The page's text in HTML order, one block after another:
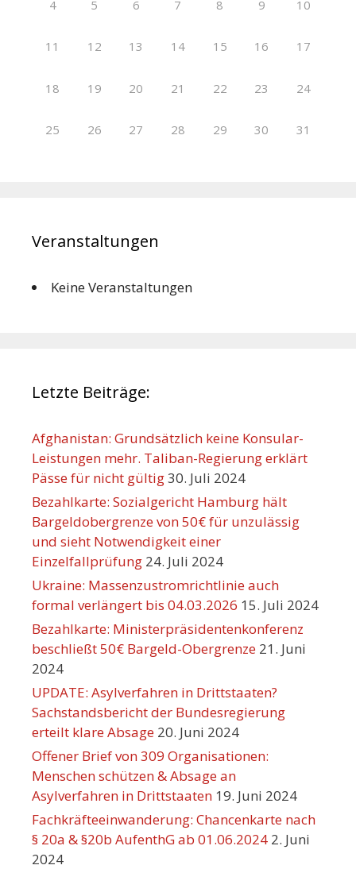
4 5 6 7 8 9 10
11 12 13 14 15 16 17
18 19 20 21 22 23 24
25 26 27 28 29 30 31
Veranstaltungen
Keine Veranstaltungen
Letzte Beiträge:
Afghanistan: Grundsätzlich keine Konsular-
Leistungen mehr. Taliban-Regierung erklärt
Pässe für nicht gültig30. Juli 2024
Bezahlkarte: Sozialgericht Hamburg hält
Bargeldobergrenze von 50€ für unzulässig
und sieht Notwendigkeit einer
Einzelfallprüfung 24. Juli 2024
Ukraine: Massenzustromrichtlinie auch
formal verlängert bis 04.03.2026 15. Juli 2024
Bezahlkarte: Ministerpräsidentenkonferenz
beschließt 50€ Bargeld-Obergrenze 21. Juni
2024
UPDATE: Asylverfahren in Drittstaaten?
Sachstandsbericht der Bundesregierung
erteilt klare Absage 20. Juni 2024
Offener Brief von 309 Organisationen:
Menschen schützen & Absage an
Asylverfahren in Drittstaaten 19. Juni 2024
Fachkräfteeinwanderung: Chancenkarte nach
§ 20a & §20b AufenthG ab 01.06.2024 2. Juni
2024